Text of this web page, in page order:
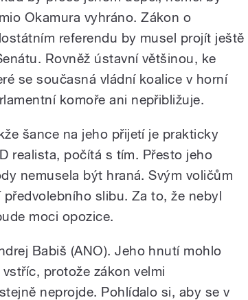
Okamura vyhráno. Zákon o
referendu by musel projít ještě
Rovněž ústavní většinou, ke
se současná vládní koalice v horní
komoře ani nepřibližuje.
šance na jeho přijetí je prakticky
realista, počítá s tím. Přesto jeho
nemusela být hraná. Svým voličům
slibu. Za to, že nebyl
moci opozice.
Babiš (ANO). Jeho hnutí mohlo
protože zákon velmi
neprojde. Pohlídalo si, aby se v